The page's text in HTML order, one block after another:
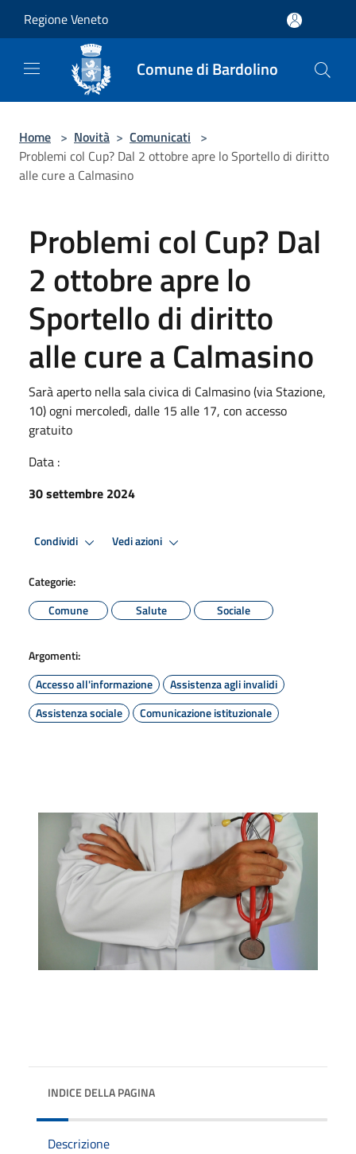
Regione Veneto
Comune di Bardolino
Home > Novità > Comunicati >
Problemi col Cup? Dal 2 ottobre apre lo Sportello di diritto
alle cure a Calmasino
Problemi col Cup? Dal
2 ottobre apre lo
Sportello di diritto
alle cure a Calmasino
Sarà aperto nella sala civica di Calmasino (via Stazione,
10) ogni mercoledì, dalle 15 alle 17, con accesso
gratuito
Data :
30 settembre 2024
Condividi Vedi azioni
Categorie:
Comune
Salute Sociale
Argomenti:
Accesso all'informazione
Assistenza agli invalidi
Assistenza sociale
Comunicazione istituzionale
INDICE DELLA PAGINA
Descrizione